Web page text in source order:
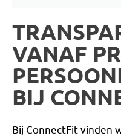
VANAF
BIJ
Bij ConnectFit vinden